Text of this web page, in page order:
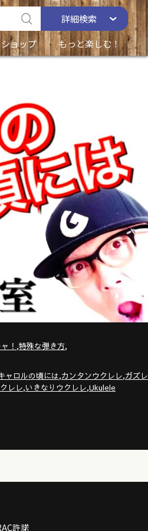
詳細検索
ショップ もっと楽しむ！
！ ,特殊な弾き方,
ャロルの頃には,カンタンウクレレ,ガズレ
レレ,いきなりウクレレ,Ukulele
許諾